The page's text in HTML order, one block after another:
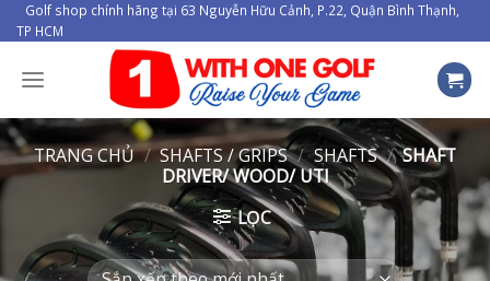
Skip
to
content
Golf shop chính hãng tại 63 Nguyễn Hữu Cảnh, P.22, Quận Bình Thạnh,
TP HCM
TRANG CHỦ / SHAFTS / GRIPS / SHAFTS / SHAFT
DRIVER/ WOOD/ UTI
LỌC